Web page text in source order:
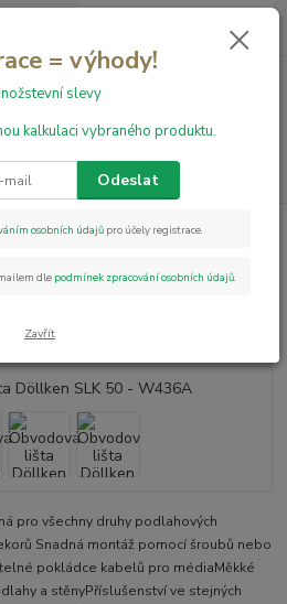
0,00 Kč
lišty Döllken SLK 50
Obvodová lišta
Döllken SLK 50 -
pro všechny druhy podlahových
Snadná montáž pomocí šroubů nebo
pokládce kabelů pro médiaMěkké
a stěnyPříslušenství ve stejných
= výhody!
slevy
kalkulaci vybraného produktu.
Odeslat
osobních údajů pro účely registrace.
dle podmínek zpracování osobních údajů.
Zavřít